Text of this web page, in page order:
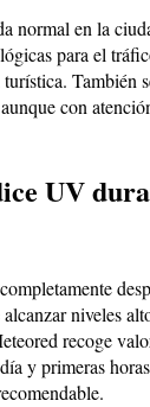
normal en la
para el
También
con
UV
alcanzar niveles
recoge
y primeras